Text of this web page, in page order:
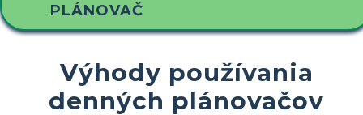
PLÁNOVAČ
Výhody používania
denných plánovačov